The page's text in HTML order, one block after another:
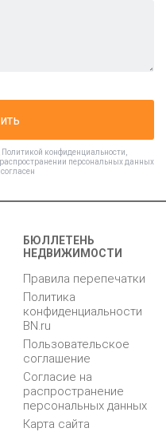
Политикой конфиденциальности
персональных данных
БЮЛЛЕТЕНЬ
НЕДВИЖИМОСТИ
Правила перепечатки
Политика
конфиденциальности
BN.ru
Пользовательское
соглашение
Согласие на
распространение
персональных данных
Карта сайта